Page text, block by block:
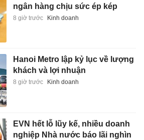
ngân hàng chịu sức ép kép
8 giờ trước Kinh doanh
Hanoi Metro lập kỷ lục về lượng
khách và lợi nhuận
8 giờ trước Kinh doanh
EVN hết lỗ lũy kế, nhiều doanh
nghiệp Nhà nước báo lãi nghìn